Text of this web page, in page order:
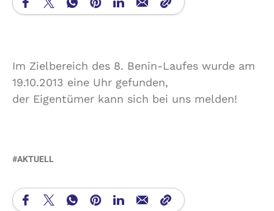
Im Zielbereich des 8. Benin-Laufes wurde am
19.10.2013 eine Uhr gefunden,
der Eigentümer kann sich bei uns melden!
AKTUELL